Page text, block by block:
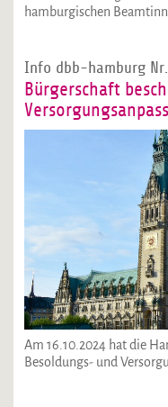
hamburgischen
Info dbb-hamburg
Bürgerschaft
Am 16.10.2024 hat die
Besoldungs- und